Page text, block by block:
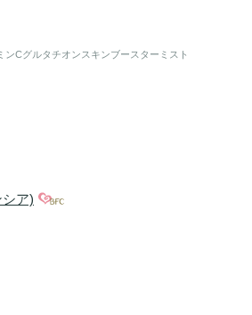
ンCグルタチオンスキンブースターミスト
ア)